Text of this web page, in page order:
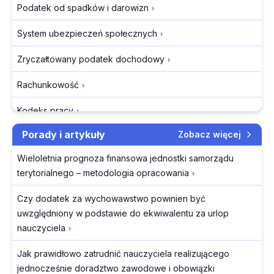
wyrok NSA
Dopłata roczna do PPK nie przepada. Jak odzyskać
przepisy antymobbingowe oraz zakaz palenia w
miejscu pracy
AI Act: Od 2 sierpnia firmy muszą oznaczać treści
stworzone przez AI
Przegląd Dziennika Ustaw z dnia 3 sierpnia 2026 r.
Sprzedaż w procedurze VAT marża - zasady
dokumentowania po wprowadzeniu KSeF
Podatek od spadków i darowizn
System ubezpieczeń społecznych
Zryczałtowany podatek dochodowy
Rachunkowość
Kodeks pracy
Kodeks cywilny
Kodeks spółek handlowych
Prawo przedsiębiorców
Prawo zamówień publicznych
Ochrona danych osobowych
Zakładowy fundusz świadczeń socjalnych
Porady i artykuły Zobacz więcej
Wieloletnia prognoza finansowa jednostki samorządu
terytorialnego – metodologia opracowania
Czy dodatek za wychowawstwo powinien być
uwzględniony w podstawie do ekwiwalentu za urlop
nauczyciela
Jak prawidłowo zatrudnić nauczyciela realizującego
jednocześnie doradztwo zawodowe i obowiązki